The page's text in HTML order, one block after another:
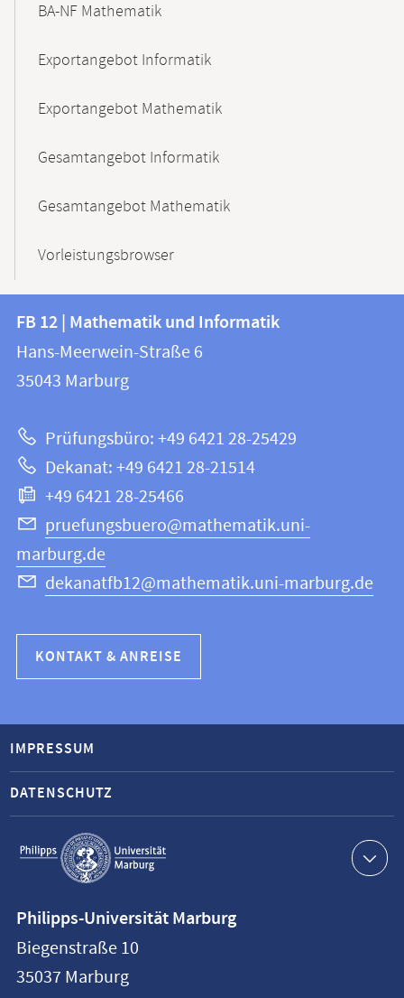
BA-NF Mathematik
Exportangebot Informatik
Exportangebot Mathematik
Gesamtangebot Informatik
Gesamtangebot Mathematik
Vorleistungsbrowser
Kontakt
und
Informationen
Website
FB
12
|
und
Informatik
FB 12 | Mathematik und Informatik
Hans-Meerwein-Straße 6
35043 Marburg
Prüfungsbüro: +49 6421 28-25429
Dekanat: +49 6421 28-21514
+49 6421 28-25466
pruefungsbuero@mathematik.uni-
marburg.de
dekanatfb12@mathematik.uni-marburg.de
KONTAKT & ANREISE
Service-
Navigation
IMPRESSUM
DATENSCHUTZ
Philipps-
Universität
Marburg
Philipps-Universität Marburg
Biegenstraße 10
35037 Marburg